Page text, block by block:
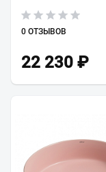
0 ОТЗЫВОВ
22 230 ₽